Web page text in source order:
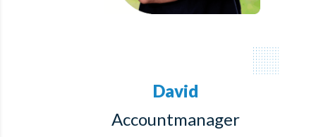
David
Accountmanager